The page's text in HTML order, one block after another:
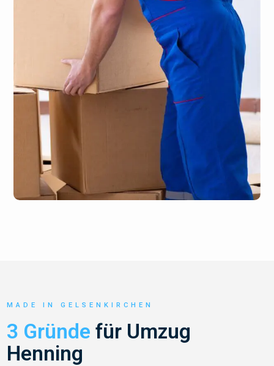
MADE IN GELSENKIRCHEN
3 Gründe für Umzug
Henning